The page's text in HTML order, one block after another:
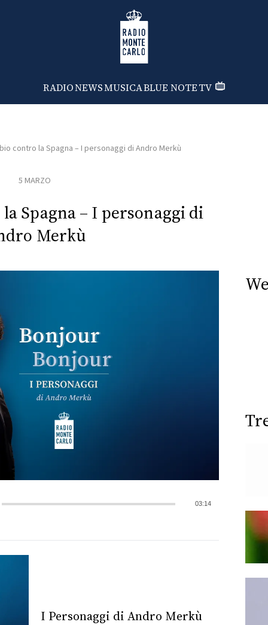
Radio Monte Carlo
RADIONEWSMUSICABLUE NOTETV
contro la Spagna – I personaggi di Andro Merkù
5 MARZO
Spagna – I personaggi di
Merkù
03:14
I Personaggi di Andro Merkù